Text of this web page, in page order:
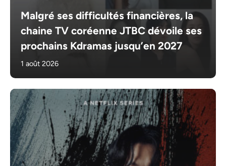
Malgré ses difficultés financières, la
chaine TV coréenne JTBC dévoile ses
prochains Kdramas jusqu’en 2027
1 août 2026